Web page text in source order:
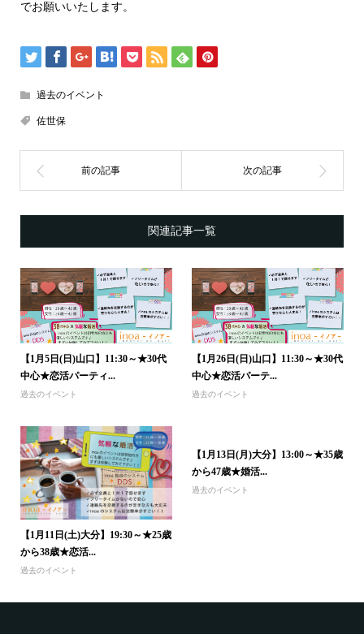
でお願いいたします。
過去のイベント
佐世保
関連記事一覧
【1月5日(日)山口】11:30～★30代
中心★恋活パーティ...
過去のイベント
【1月26日(日)山口】11:30～★30代
中心★恋活パーテ...
過去のイベント
【1月11日(土)大分】19:30～★25歳
から38歳★恋活...
過去のイベント
【1月13日(月)大分】13:00～★35歳
から47歳★婚活...
過去のイベント